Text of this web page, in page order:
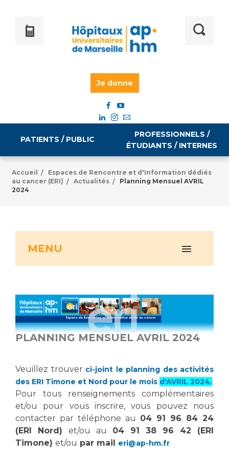
Je donne
PATIENTS / PUBLIC
Informations pratiques
Tarifs
Vous accompagnez, vous rendez visite à un patient
Vous avez une analyse à réaliser
Vous venez en consultation
myaphm, votre espace santé en ligne
Infos COVID-19
Vivre ensemble à l'hôpital
Culture à l'hôpital
Laïcité et cultes
Les associations
Livret d'accueil
PROFESSIONNELS /
ÉTUDIANTS / INTERNES
Égalité professionnelle
Emplois paramédicaux
Emplois administratifs
Espace Formation
Étudiants hospitaliers
Emplois techniques et médico-techniques
Emplois divers
Statuts
Stages paramédicaux
Chercheurs
La recherche clinique à l'AP-HM
Accueil /
Espaces de Rencontre et d'Information dédiés
au cancer (ERI) / Actualités /
Planning Mensuel AVRIL
2024
MENU
PLANNING MENSUEL AVRIL 2024
Veuillez trouver ci-joint le planning des activités
des ERI Timone et Nord pour le mois d'AVRIL 2024.
Pour tous renseignements complémentaires
et/ou pour vous inscrire, vous pouvez nous
contacter par téléphone au 04 91 96 84 24
(ERI Nord) et/ou au 04 91 38 96 42 (ERI
Timone) et/ou par mail eri@ap-hm.fr